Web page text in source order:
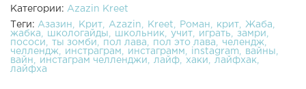
Категории: Azazin Kreet
Теги: Азазин Крит Azazin Kreet Роман крит
Жаба
жабка
школогайды школьник учит играть
замри
пососи
ты зомби пол лава пол это лава
челендж
челлендж
инстраграм инстаграмм instagram
вайны
вайн
инстаграм челленджи лайф хаки
лайфхак
лайфха